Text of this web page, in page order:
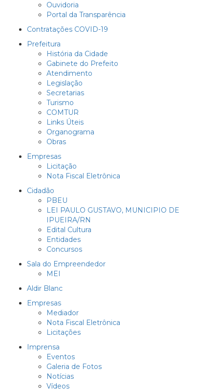
Ouvidoria
Portal da Transparência
Contratações COVID-19
Prefeitura
História da Cidade
Gabinete do Prefeito
Atendimento
Legislação
Secretarias
Turismo
COMTUR
Links Úteis
Organograma
Obras
Empresas
Licitação
Nota Fiscal Eletrônica
Cidadão
PBEU
LEI PAULO GUSTAVO, MUNICIPIO DE
IPUEIRA/RN
Edital Cultura
Entidades
Concursos
Sala do Empreendedor
MEI
Aldir Blanc
Empresas
Mediador
Nota Fiscal Eletrônica
Licitações
Imprensa
Eventos
Galeria de Fotos
Notícias
Vídeos